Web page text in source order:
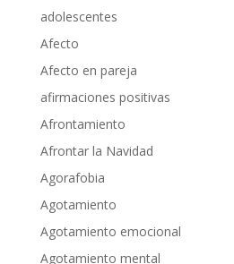
adolescentes
Afecto
Afecto en pareja
afirmaciones positivas
Afrontamiento
Afrontar la Navidad
Agorafobia
Agotamiento
Agotamiento emocional
Agotamiento mental